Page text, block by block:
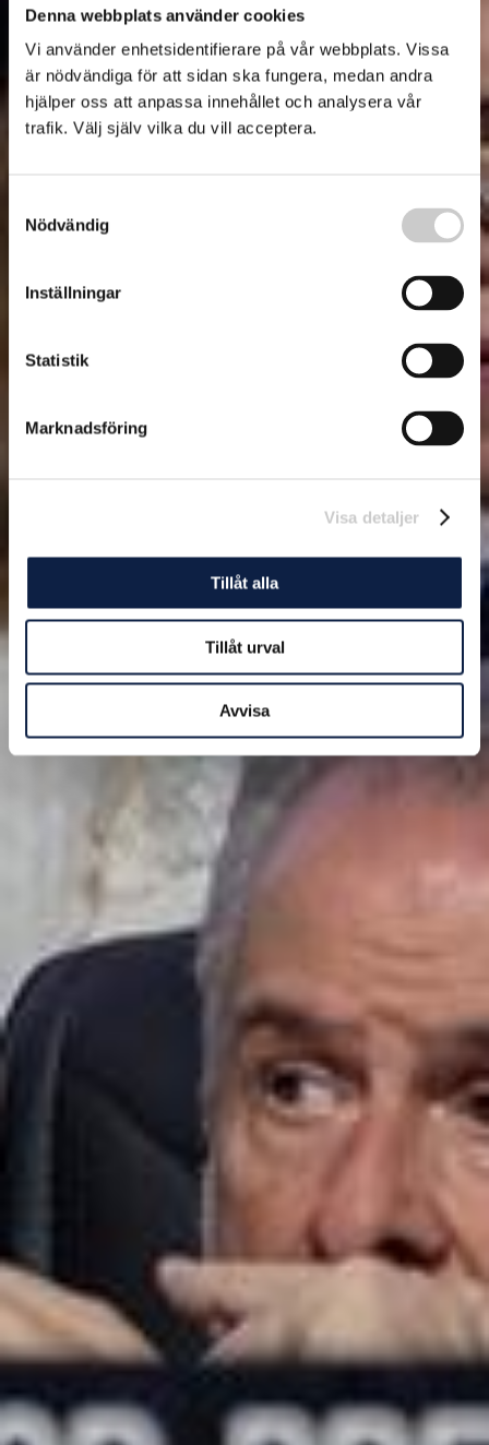
Denna webbplats använder cookies
Vi använder enhetsidentifierare på vår webbplats. Vissa
är nödvändiga för att sidan ska fungera, medan andra
hjälper oss att anpassa innehållet och analysera vår
trafik. Välj själv vilka du vill acceptera.
Nödvändig
Inställningar
Statistik
Marknadsföring
Visa detaljer
Tillåt alla
Tillåt urval
Avvisa